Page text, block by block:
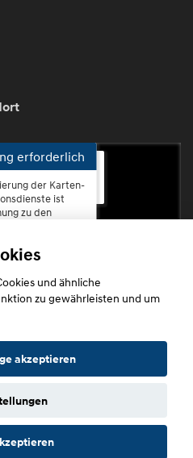
Rauental
erforderlich
der Karten-
ist
zu den
und ähnliche
zu gewährleisten und um
akzeptieren